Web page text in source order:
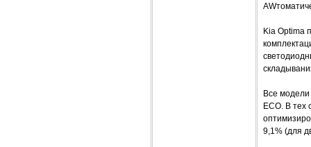
Kia Optima
Все
ECO. В тех
9,1% (для